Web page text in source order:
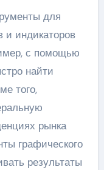
для
и индикаторов
с помощью
найти
того,
рынка
графического
результаты